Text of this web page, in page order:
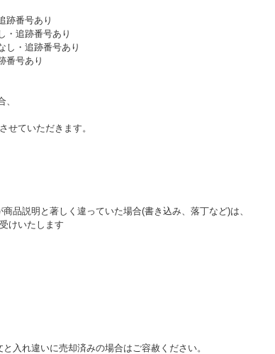
跡番号あり
・追跡番号あり
し・追跡番号あり
番号あり
せていただきます。
品説明と著しく違っていた場合(書き込み、落丁など)は、
けいたします
入れ違いに売却済みの場合はご容赦ください。